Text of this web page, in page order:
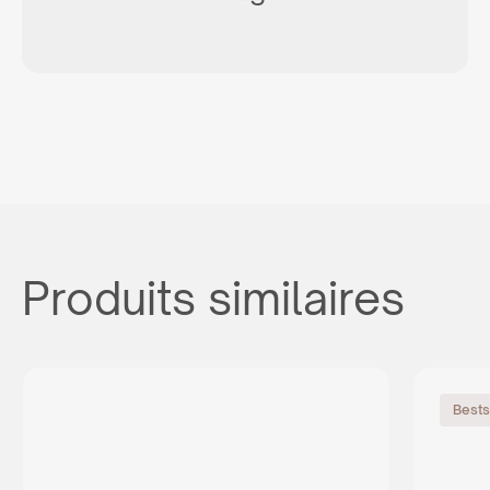
Produits similaires